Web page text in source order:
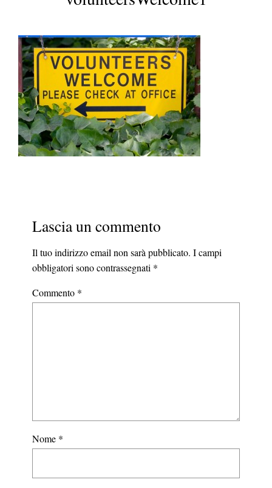
Lascia un commento
Il tuo indirizzo email non sarà pubblicato. I campi
obbligatori sono contrassegnati *
Commento *
Nome *